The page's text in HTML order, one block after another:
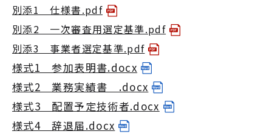
別添1 仕様書.pdf
別添2 一次審査用選定基準.pdf
別添3 事業者選定基準.pdf
様式1 参加表明書.docx
様式2 業務実績書 .docx
様式3 配置予定技術者.docx
様式4 辞退届.docx